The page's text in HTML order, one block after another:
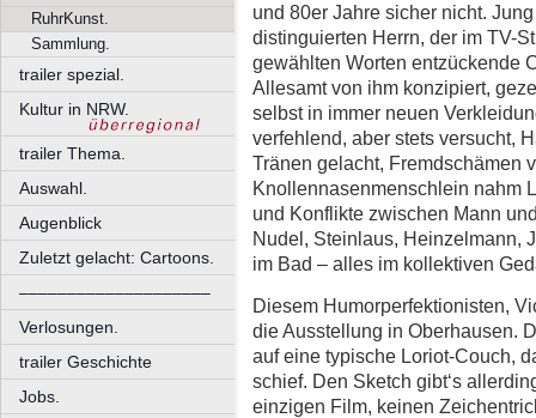
RuhrKunst.
Sammlung.
trailer spezial.
Kultur in NRW.
trailer Thema.
Auswahl.
Augenblick
Zuletzt gelacht: Cartoons.
––––––––––––––––––––
Verlosungen.
trailer Geschichte
Jobs.
und 80er Jahre sicher nicht.
distinguierten Herrn, der im TV-
gewählten Worten entzückende
Allesamt von ihm konzipiert,
selbst in immer neuen
verfehlend, aber stets versucht,
Tränen gelacht, Fremdschämen
Knollennasenmenschlein nahm
und Konflikte zwischen Mann
Nudel, Steinlaus, Heinzelmann,
im Bad – alles im kollektiven
Diesem Humorperfektionisten,
die Ausstellung in Oberhausen.
auf eine typische Loriot-Couch,
schief. Den Sketch gibt‘s
einzigen Film, keinen